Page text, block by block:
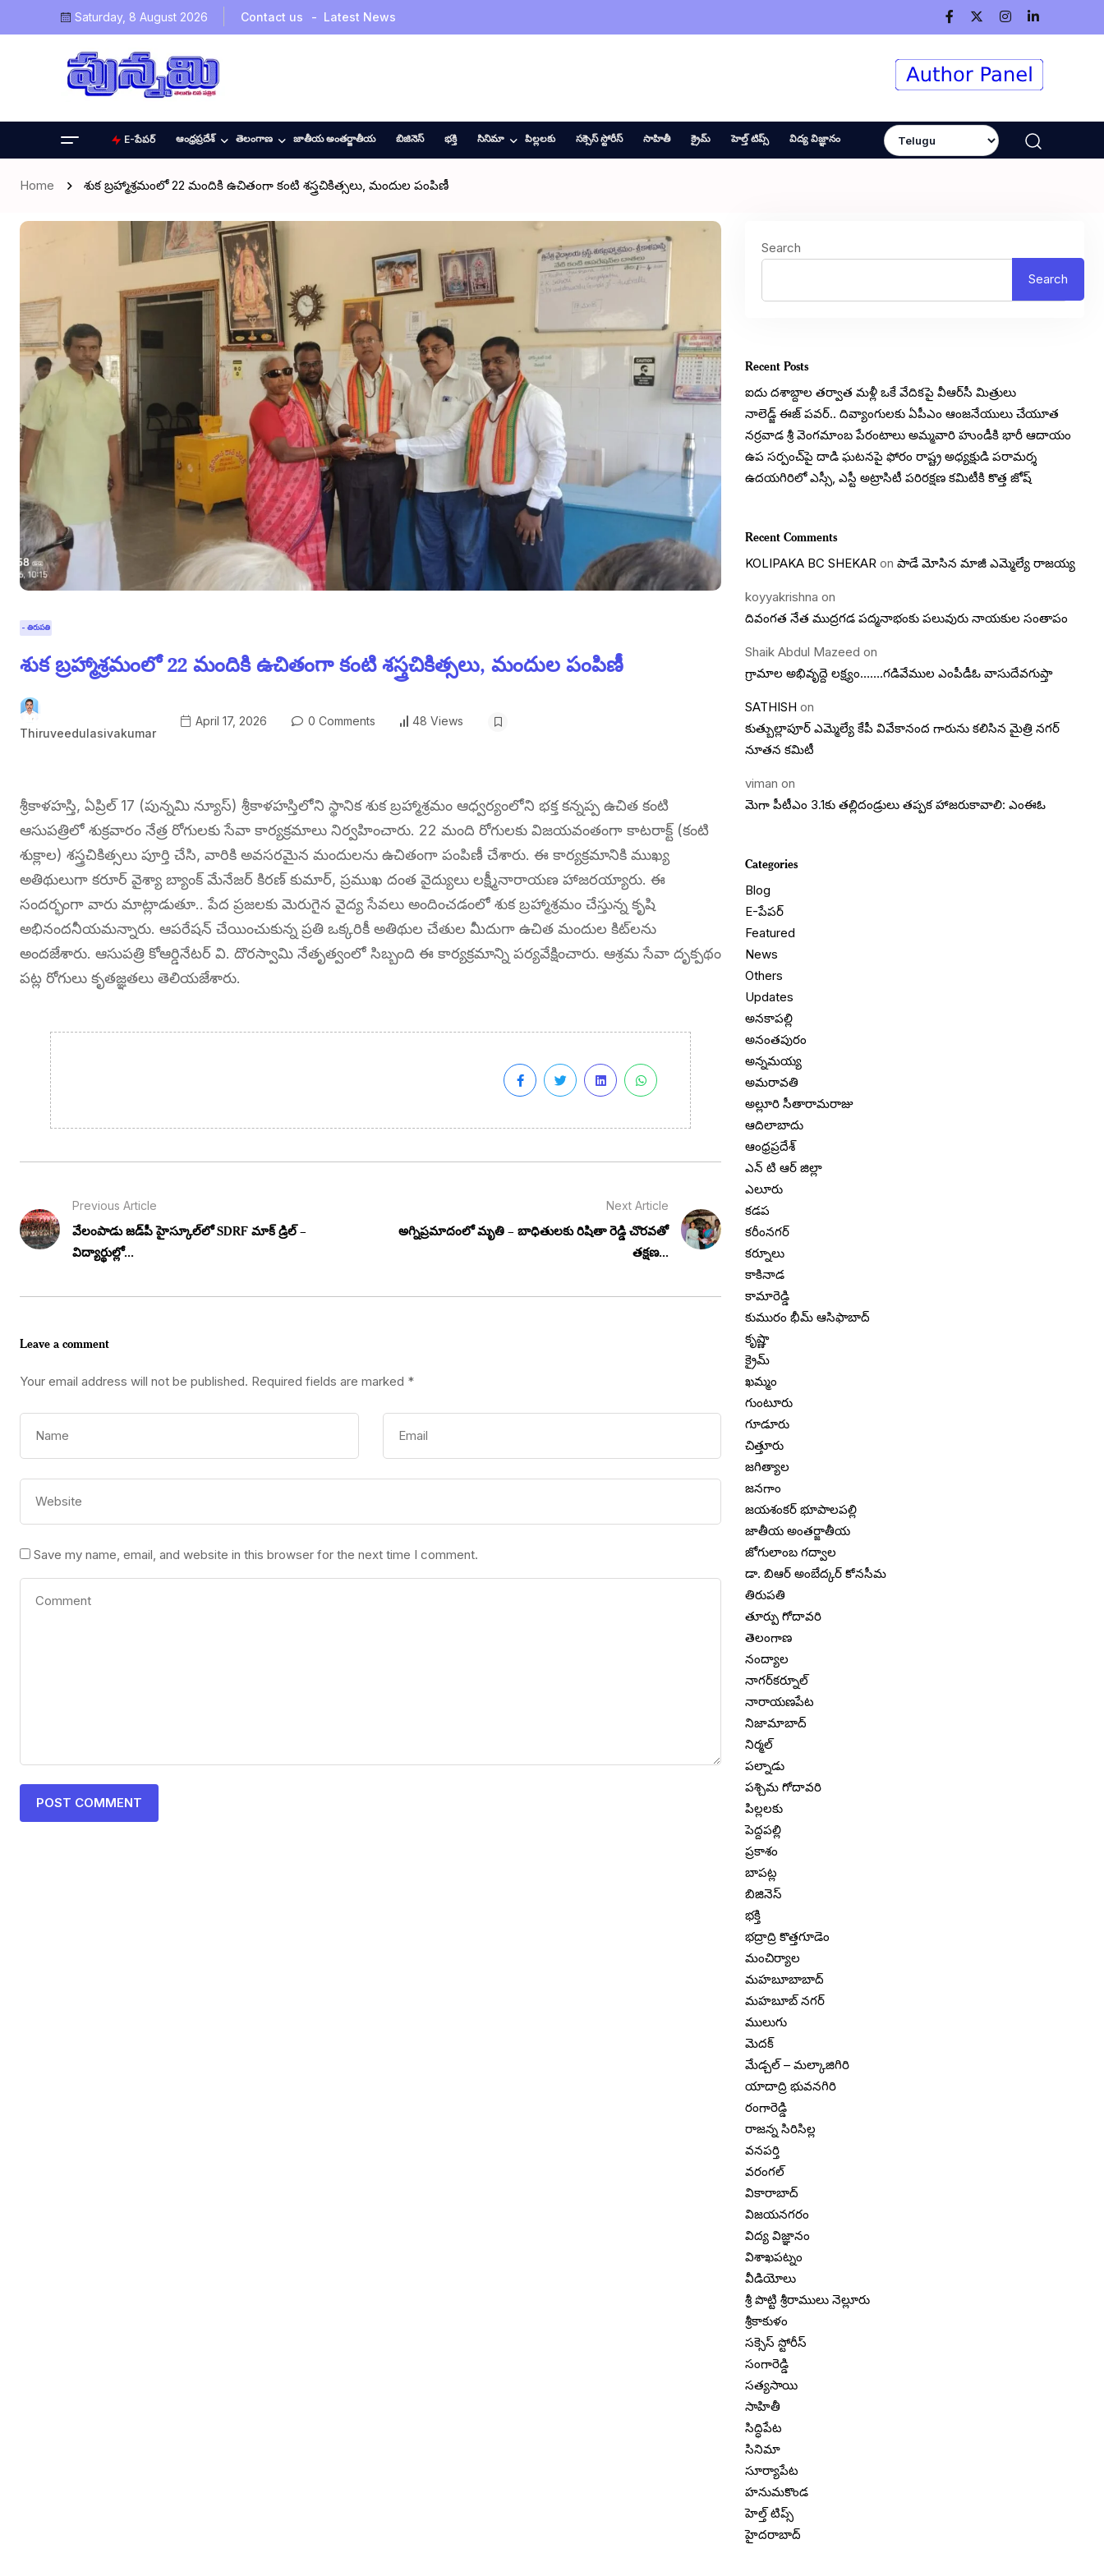
Saturday, 8 August 2026 Contact us Latest News
E-పేపర్ ఆంధ్రప్రదేశ్ తెలంగాణ జాతీయ అంతర్జాతీయ బిజినెస్ భక్తి సినిమా పిల్లలకు సక్సెస్ స్టోరీస్ సాహితీ క్రైమ్ హెల్త్ టిప్స్ విద్య విజ్ఞానం
Home శుక బ్రహ్మాశ్రమంలో 22 మందికి ఉచితంగా కంటి శస్త్రచికిత్సలు, మందుల పంపిణీ
- తిరుపతి
శుక బ్రహ్మాశ్రమంలో 22 మందికి ఉచితంగా కంటి శస్త్రచికిత్సలు, మందుల పంపిణీ
Thiruveedulasivakumar
April 17, 2026 0 Comments 48 Views
శ్రీకాళహస్తి, ఏప్రిల్ 17 (పున్నమి న్యూస్) శ్రీకాళహస్తిలోని స్థానిక శుక బ్రహ్మాశ్రమం ఆధ్వర్యంలోని భక్త కన్నప్ప ఉచిత కంటి
ఆసుపత్రిలో శుక్రవారం నేత్ర రోగులకు సేవా కార్యక్రమాలు నిర్వహించారు. 22 మంది రోగులకు విజయవంతంగా కాటరాక్ట్ (కంటి
శుక్లాల) శస్త్రచికిత్సలు పూర్తి చేసి, వారికి అవసరమైన మందులను ఉచితంగా పంపిణీ చేశారు. ఈ కార్యక్రమానికి ముఖ్య
అతిథులుగా కరూర్ వైశ్యా బ్యాంక్ మేనేజర్ కిరణ్ కుమార్, ప్రముఖ దంత వైద్యులు లక్ష్మీనారాయణ హాజరయ్యారు. ఈ
సందర్భంగా వారు మాట్లాడుతూ.. పేద ప్రజలకు మెరుగైన వైద్య సేవలు అందించడంలో శుక బ్రహ్మాశ్రమం చేస్తున్న కృషి
అభినందనీయమన్నారు. ఆపరేషన్ చేయించుకున్న ప్రతి ఒక్కరికీ అతిథుల చేతుల మీదుగా ఉచిత మందుల కిట్‌లను
అందజేశారు. ఆసుపత్రి కోఆర్డినేటర్ వి. దొరస్వామి నేతృత్వంలో సిబ్బంది ఈ కార్యక్రమాన్ని పర్యవేక్షించారు. ఆశ్రమ సేవా దృక్పథం
పట్ల రోగులు కృతజ్ఞతలు తెలియజేశారు.
Previous Article
వేలంపాడు జడ్‌పీ హైస్కూల్‌లో SDRF మాక్ డ్రిల్ –
విద్యార్థుల్లో...
Next Article
అగ్నిప్రమాదంలో మృతి – బాధితులకు రిషితా రెడ్డి చొరవతో
తక్షణ...
Leave a comment
Your email address will not be published. Required fields are marked *
Save my name, email, and website in this browser for the next time I comment.
Search
Search
Recent Posts
ఐదు దశాబ్దాల తర్వాత మళ్లీ ఒకే వేదికపై వీఆర్‌సీ మిత్రులు
నాలెడ్జ్ ఈజ్ పవర్.. దివ్యాంగులకు ఏపీఎం ఆంజనేయులు చేయూత
నర్రవాడ శ్రీ వెంగమాంబ పేరంటాలు అమ్మవారి హుండీకి భారీ ఆదాయం
ఉప సర్పంచ్‌పై దాడి ఘటనపై ఫోరం రాష్ట్ర అధ్యక్షుడి పరామర్శ
ఉదయగిరిలో ఎస్సీ, ఎస్టీ అట్రాసిటీ పరిరక్షణ కమిటీకి కొత్త జోష్
Recent Comments
KOLIPAKA BC SHEKAR onపాడే మోసిన మాజీ ఎమ్మెల్యే రాజయ్య
koyyakrishna on
దివంగత నేత ముద్రగడ పద్మనాభంకు పలువురు నాయకుల సంతాపం
Shaik Abdul Mazeed on
గ్రామాల అభివృద్దె లక్ష్యం…….గడివేముల ఎంపీడీఓ వాసుదేవగుప్తా
SATHISH on
కుత్బుల్లాపూర్ ఎమ్మెల్యే కేపీ వివేకానంద గారును కలిసిన మైత్రి నగర్
నూతన కమిటీ
viman on
మెగా పీటీఎం 3.1కు తల్లిదండ్రులు తప్పక హాజరుకావాలి: ఎంఈఓ
Categories
Blog
E-పేపర్
Featured
News
Others
Updates
అనకాపల్లి
అనంతపురం
అన్నమయ్య
అమరావతి
అల్లూరి సీతారామరాజు
ఆదిలాబాదు
ఆంధ్రప్రదేశ్
ఎన్ టి ఆర్ జిల్లా
ఎలూరు
కడప
కరీంనగర్
కర్నూలు
కాకినాడ
కామారెడ్డి
కుమురం భీమ్ ఆసిఫాబాద్
కృష్ణా
క్రైమ్
ఖమ్మం
గుంటూరు
గూడూరు
చిత్తూరు
జగిత్యాల
జనగాం
జయశంకర్ భూపాలపల్లి
జాతీయ అంతర్జాతీయ
జోగులాంబ గద్వాల
డా. బిఆర్ అంబేద్కర్ కోనసీమ
తిరుపతి
తూర్పు గోదావరి
తెలంగాణ
నంద్యాల
నాగర్‌కర్నూల్
నారాయణపేట
నిజామాబాద్
నిర్మల్
పల్నాడు
పశ్చిమ గోదావరి
పిల్లలకు
పెద్దపల్లి
ప్రకాశం
బాపట్ల
బిజినెస్
భక్తి
భద్రాద్రి కొత్తగూడెం
మంచిర్యాల
మహబూబాబాద్
మహబూబ్ నగర్
ములుగు
మెదక్
మేడ్చల్ – మల్కాజిగిరి
యాదాద్రి భువనగిరి
రంగారెడ్డి
రాజన్న సిరిసిల్ల
వనపర్తి
వరంగల్
వికారాబాద్
విజయనగరం
విద్య విజ్ఞానం
విశాఖపట్నం
వీడియోలు
శ్రీ పొట్టి శ్రీరాములు నెల్లూరు
శ్రీకాకుళం
సక్సెస్ స్టోరీస్
సంగారెడ్డి
సత్యసాయి
సాహితీ
సిద్ధిపేట
సినిమా
సూర్యాపేట
హనుమకొండ
హెల్త్ టిప్స్
హైదరాబాద్